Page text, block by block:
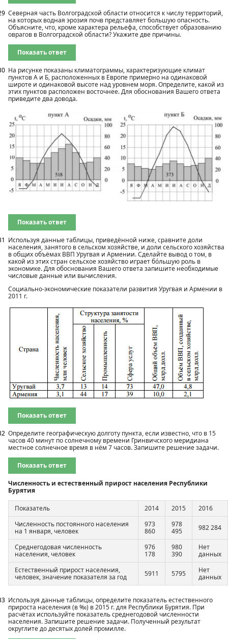
Северная часть Волгоградской области относится к числу территорий,
на которых водная эрозия почв представляет большую опасность.
Объясните, что, кроме характера рельефа, способствует образованию
оврагов в Волгоградской области? Укажите две причины.
Показать ответ
На рисунке показаны климатограммы, характеризующие климат
пунктов А и Б, расположенных в Европе примерно на одинаковой
широте и одинаковой высоте над уровнем моря. Определите, какой из
этих пунктов расположен восточнее. Для обоснования Вашего ответа
приведите два довода.
Показать ответ
Используя данные таблицы, приведённой ниже, сравните доли
населения, занятого в сельском хозяйстве, и доли сельского хозяйства
в общих объёмах ВВП Уругвая и Армении. Сделайте вывод о том, в
какой из этих стран сельское хозяйство играет бóльшую роль в
экономике. Для обоснования Вашего ответа запишите необходимые
числовые данные или вычисления.
Социально-экономические показатели развития Уругвая и Армении в
2011 г.
Показать ответ
Определите географическую долготу пункта, если известно, что в 15
часов 40 минут по солнечному времени Гринвичского меридиана
местное солнечное время в нём 7 часов. Запишите решение задачи.
Показать ответ
Численность и естественный прирост населения Республики
Бурятия
Показатель 2014 2015
2016
Численность постоянного населения
на 1 января, человек
973
860
978
495
982 284
Среднегодовая численность
населения, человек
976
178
980
390
Нет
данных
Естественный прирост населения,
человек, значение показателя за год
5911 5795
Нет
данных
Используя данные таблицы, определите показатель естественного
прироста населения (в ‰) в 2015 г. для Республики Бурятия. При
расчётах используйте показатель среднегодовой численности
населения. Запишите решение задачи. Полученный результат
округлите до десятых долей промилле.